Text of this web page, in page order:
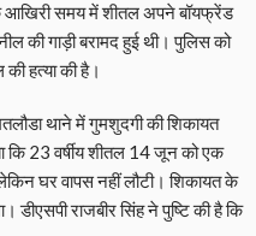
आखिरी समय में शीतल अपने बॉयफ्रेंड
की गाड़ी बरामद हुई थी। पुलिस को
हत्या की है।
थाने में गुमशुदगी की शिकायत
कि 23 वर्षीय शीतल 14 जून को एक
घर वापस नहीं लौटी। शिकायत के
डीएसपी राजबीर सिंह ने पुष्टि की है कि